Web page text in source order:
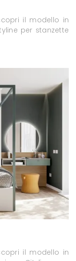
il modello in
per stanzette
il modello in